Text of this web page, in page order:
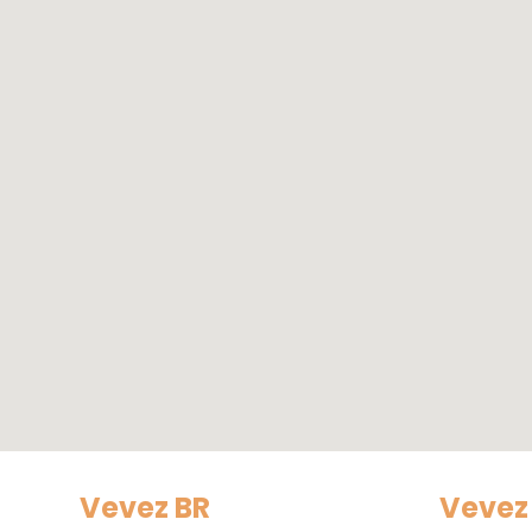
Vevez BR